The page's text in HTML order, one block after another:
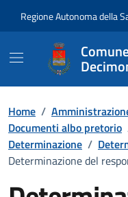
Regione Autonoma della
Home /
Documenti albo pretorio
Determinazione /
Determinazione del